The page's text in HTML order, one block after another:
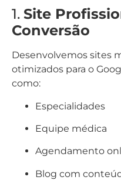
1. Site
Conversão
Desenvolvemos sites
otimizados para o
como:
Especialidades
Equipe médica
Agendamento
Blog com